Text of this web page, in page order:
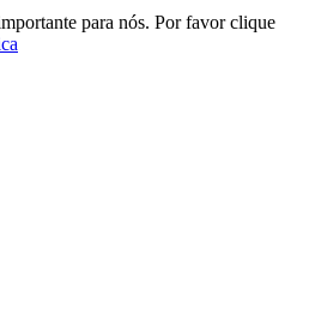
para nós. Por favor clique